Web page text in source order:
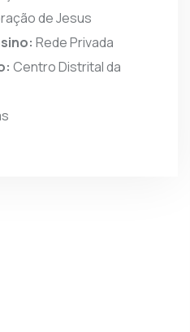
de Jesus
Rede Privada
Centro Distrital da